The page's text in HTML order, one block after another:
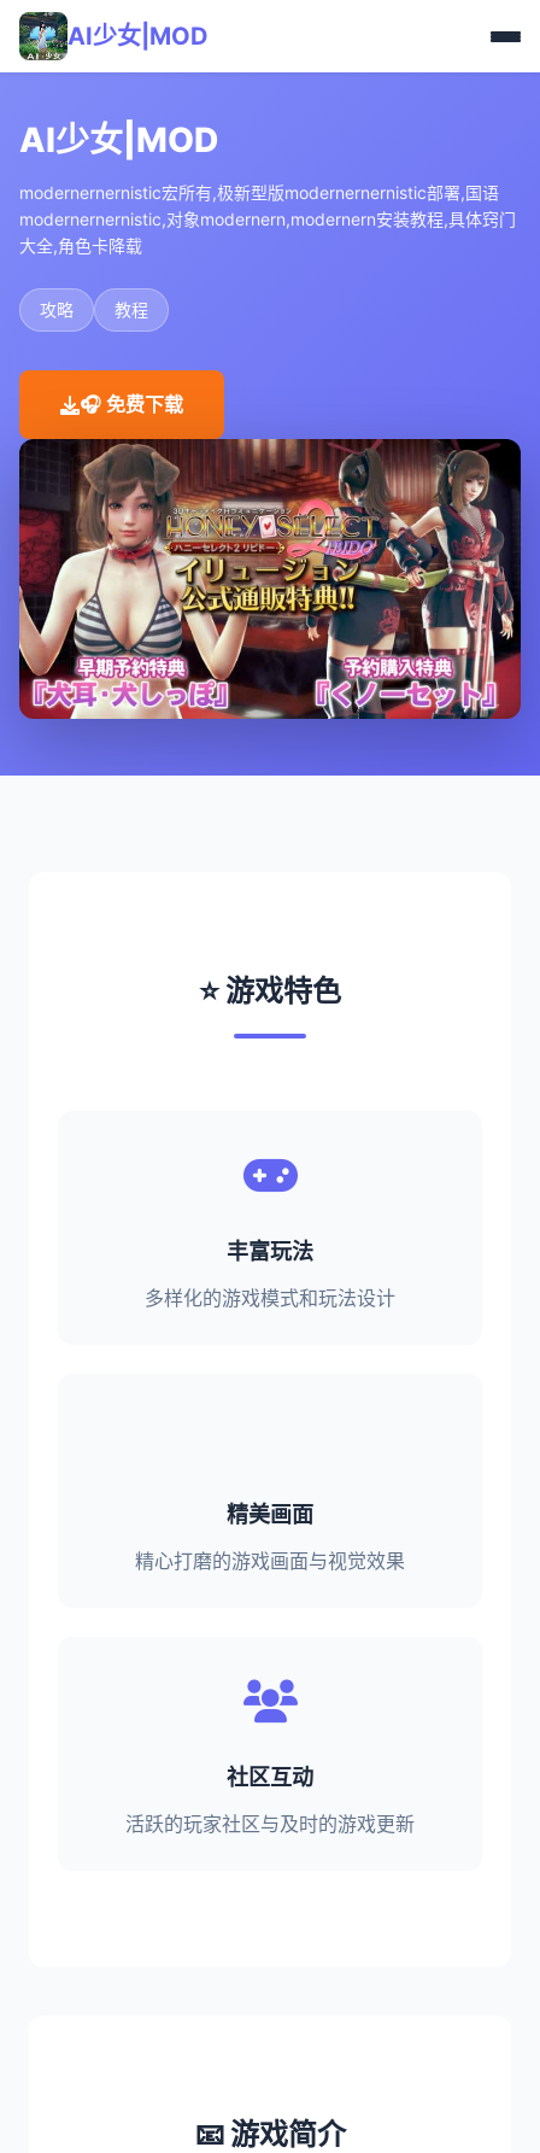
AI少女|MOD
AI少女|MOD
modernernernistic宏所有,极新型版modernernernistic部署,国语
modernernernistic,对象modernern,modernern安装教程,具体窍门
大全,角色卡降载
攻略 教程
🎧 免费下载
⭐ 游戏特色
丰富玩法
多样化的游戏模式和玩法设计
精美画面
精心打磨的游戏画面与视觉效果
社区互动
活跃的玩家社区与及时的游戏更新
📧 游戏简介